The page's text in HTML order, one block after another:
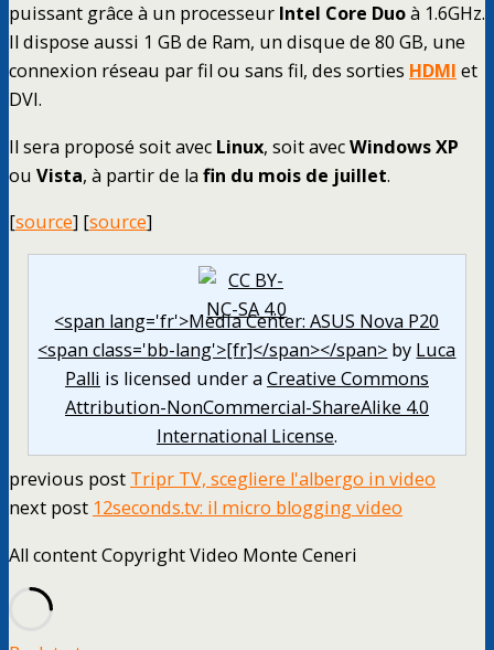
puissant grâce à un processeur Intel Core Duoà 1.6GHz.
Il dispose aussi 1 GB de Ram, un disque de 80 GB, une
connexion réseau par fil ou sans fil, des sorties HDMI et
DVI.
Il sera proposé soit avec Linux, soit avecWindows XP
ou Vista, à partir de la fin du mois de juillet.
[source] [source]
<span lang='fr'>Media Center: ASUS Nova P20
<span class='bb-lang'>[fr]</span></span> by Luca
Palli is licensed under aCreative Commons
Attribution-NonCommercial-ShareAlike 4.0
International License.
previous post Tripr TV, scegliere l'albergo in video
next post 12seconds.tv: il micro blogging video
All content Copyright Video Monte Ceneri